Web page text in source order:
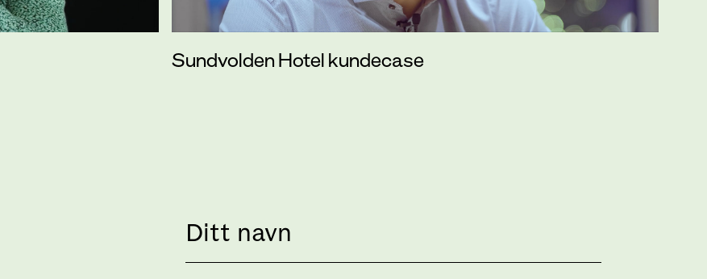
Sundvolden Hotel kundecase